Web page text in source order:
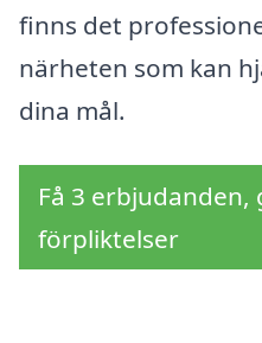
finns det
närheten som kan
dina mål.
Få 3
förpliktelser